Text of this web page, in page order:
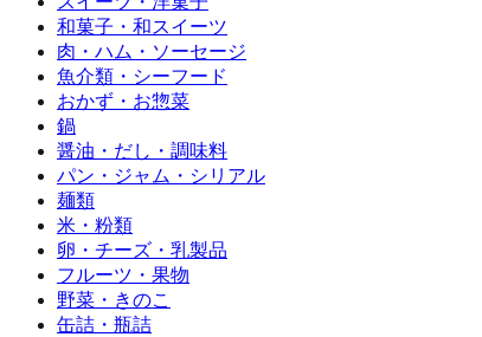
和菓子・和スイーツ
肉・ハム・ソーセージ
魚介類・シーフード
おかず・お惣菜
鍋
醤油・だし・調味料
パン・ジャム・シリアル
麺類
米・粉類
卵・チーズ・乳製品
フルーツ・果物
野菜・きのこ
缶詰・瓶詰